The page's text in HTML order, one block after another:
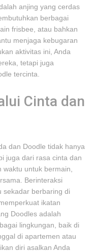
anjing yang cerdas
berbagai
frisbee, atau bahkan
menjaga kebugaran
aktivitas ini, Anda
tetapi juga
tercinta.
Cinta dan
dan Doodle tidak hanya
juga dari rasa cinta dan
untuk bermain,
Berinteraksi
sekadar berbaring di
ikatan
Doodles adalah
lingkungan, baik di
di apartemen atau
diri asalkan Anda